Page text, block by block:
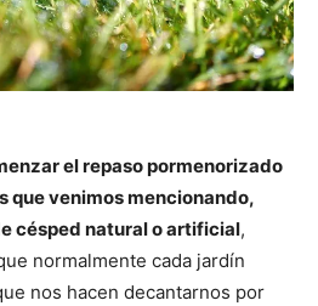
el repaso pormenorizado
que venimos mencionando,
césped natural o artificial,
normalmente cada jardín
nos hacen decantarnos por